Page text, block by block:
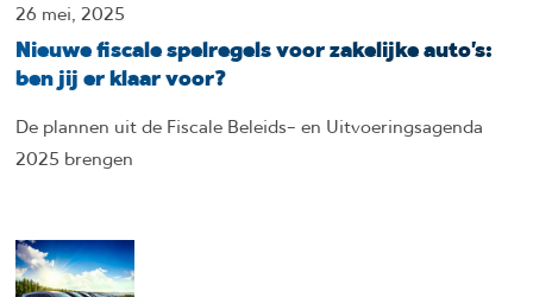
26 mei, 2025
Nieuwe fiscale spelregels voor zakelijke auto’s:
ben jij er klaar voor?
De plannen uit de Fiscale Beleids- en Uitvoeringsagenda
2025 brengen